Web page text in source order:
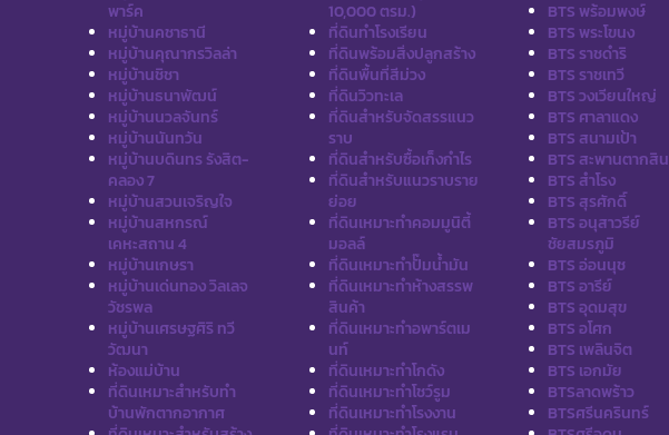
พาร์ค
หมู่บ้านคชาธานี
หมู่บ้านคุณากรวิลล่า
หมู่บ้านชิชา
หมู่บ้านธนาพัฒน์
หมู่บ้านนวลจันทร์
หมู่บ้านนันทวัน
หมู่บ้านบดินทร รังสิต-
คลอง 7
หมู่บ้านสวนเจริญใจ
หมู่บ้านสหกรณ์
เคหะสถาน 4
หมู่บ้านเกษรา
หมู่บ้านเด่นทอง วิลเลจ
วัชรพล
หมู่บ้านเศรษฐศิริ ทวี
วัฒนา
ห้องแม่บ้าน
ที่ดินเหมาะสำหรับทำ
บ้านพักตากอากาศ
10,000 ตรม.)
ที่ดินทำโรงเรียน
ที่ดินพร้อมสิ่งปลูกสร้าง
ที่ดินพื้นที่สีม่วง
ที่ดินวิวทะเล
ที่ดินสำหรับจัดสรรแนว
ราบ
ที่ดินสำหรับซื้อเก็งกำไร
ที่ดินสำหรับแนวราบราย
ย่อย
ที่ดินเหมาะทำคอมมูนิตี้
มอลล์
ที่ดินเหมาะทำปั๊มน้ำมัน
ที่ดินเหมาะทำห้างสรรพ
สินค้า
ที่ดินเหมาะทำอพาร์ตเม
นท์
ที่ดินเหมาะทำโกดัง
ที่ดินเหมาะทำโชว์รูม
ที่ดินเหมาะทำโรงงาน
BTS พร้อมพงษ์
BTS พระโขนง
BTS ราชดำริ
BTS ราชเทวี
BTS วงเวียนใหญ่
BTS ศาลาแดง
BTS สนามเป้า
BTS สะพานตากสิน
BTS สำโรง
BTS สุรศักดิ์
BTS อนุสาวรีย์
ชัยสมรภูมิ
BTS อ่อนนุช
BTS อารีย์
BTS อุดมสุข
BTS อโศก
BTS เพลินจิต
BTS เอกมัย
BTSลาดพร้าว
BTSศรีนครินทร์